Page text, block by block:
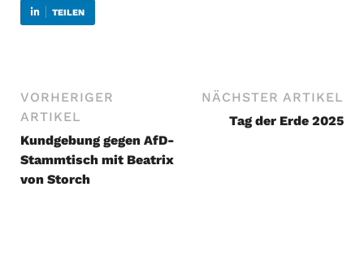
TEILEN
VORHERIGER
ARTIKEL
Kundgebung gegen AfD-
Stammtisch mit Beatrix
von Storch
NÄCHSTER ARTIKEL
Tag der Erde 2025